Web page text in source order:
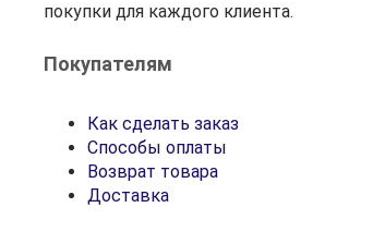
покупки для каждого клиента.
Покупателям
Как сделать заказ
Способы оплаты
Возврат товара
Доставка